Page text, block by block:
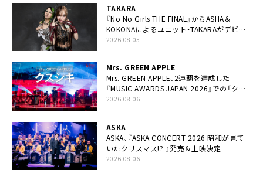
TAKARA
『No No Girls THE FINAL』からASHA＆
KOKONAによるユニット・TAKARAがデビュ
ー
2026.08.05
Mrs. GREEN APPLE
Mrs. GREEN APPLE、2連覇を達成した
『MUSIC AWARDS JAPAN 2026』での「クス
シキ」ライブパフォーマンスをYouTube公開
2026.08.06
ASKA
ASKA、『ASKA CONCERT 2026 昭和が見て
いたクリスマス!? 』発売＆上映決定
2026.08.06